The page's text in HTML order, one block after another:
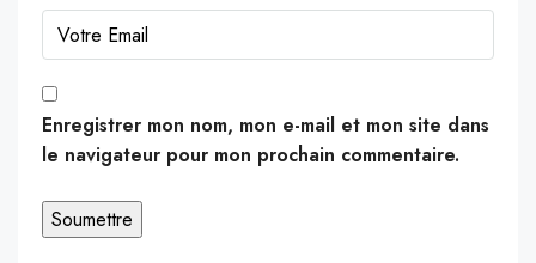
Enregistrer mon nom, mon e-mail et mon site dans
le navigateur pour mon prochain commentaire.